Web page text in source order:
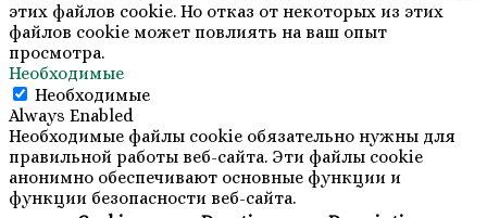
этих файлов cookie. Но отказ от некоторых из этих
файлов cookie может повлиять на ваш опыт
просмотра.
Необходимые
Необходимые
Always Enabled
Необходимые файлы cookie обязательно нужны для
правильной работы веб-сайта. Эти файлы cookie
анонимно обеспечивают основные функции и
функции безопасности веб-сайта.